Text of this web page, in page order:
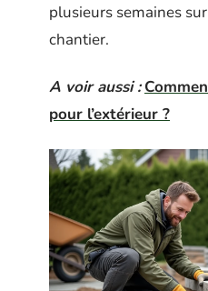
plusieurs semaines
chantier.
A voir aussi :
pour l’extérieur ?